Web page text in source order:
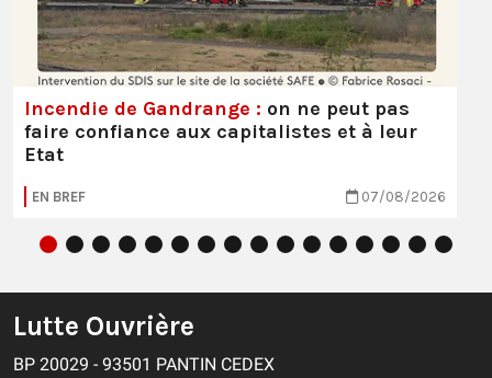
Incendie de Gandrange : on ne peut pas
faire confiance aux capitalistes et à leur
Etat
EN BREF 07/08/2026
Lutte Ouvrière
BP 20029 - 93501 PANTIN CEDEX